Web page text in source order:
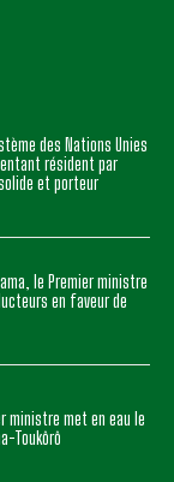
des Nations Unies
résident par
et porteur
le Premier ministre
en faveur de
ministre met en eau le
Toukôrô